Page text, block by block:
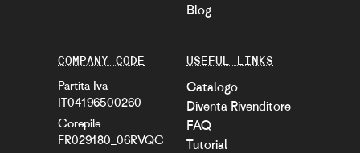
Blog
USEFUL LINKS
Catalogo
Diventa Rivenditore
FAQ
Tutorial
COMPANY CODE
Partita Iva
IT04196500260
Corepile
FR029180_06RVQC